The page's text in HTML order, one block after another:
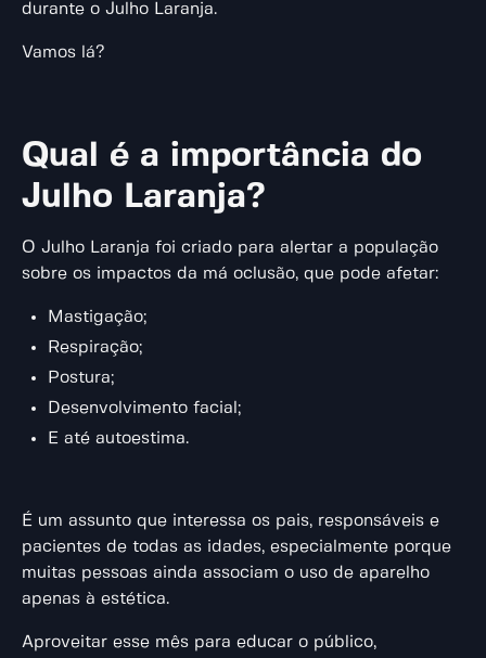
durante o Julho Laranja.
Vamos lá?
Qual é a importância do
Julho Laranja?
O Julho Laranja foi criado para alertar a população
sobre os impactos da má oclusão, que pode afetar:
Mastigação;
Respiração;
Postura;
Desenvolvimento facial;
E até autoestima.
É um assunto que interessa os pais, responsáveis e
pacientes de todas as idades, especialmente porque
muitas pessoas ainda associam o uso de aparelho
apenas à estética.
Aproveitar esse mês para educar o público,